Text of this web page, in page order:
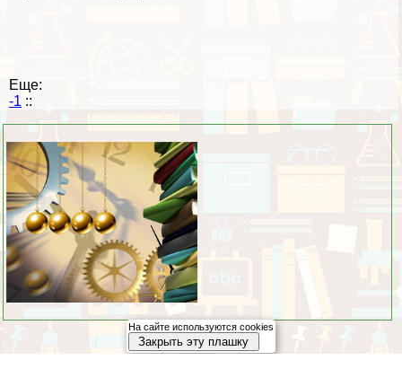
Еще:
-1 ::
На сайте используются cookies
Закрыть эту плашку